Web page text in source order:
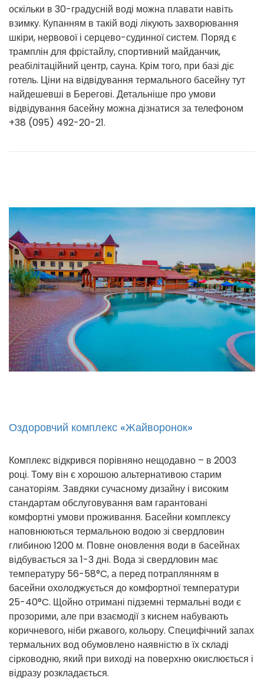
оскільки в 30-градусній воді можна плавати навіть
взимку. Купанням в такій воді лікують захворювання
шкіри, нервової і серцево-судинної систем. Поряд є
трамплін для фрістайлу, спортивний майданчик,
реабілітаційний центр, сауна. Крім того, при базі діє
готель. Ціни на відвідування термального басейну тут
найдешевші в Берегові. Детальніше про умови
відвідування басейну можна дізнатися за телефоном
+38 (095) 492-20-21.
Оздоровчий комплекс «Жайворонок»
Комплекс відкрився порівняно нещодавно – в 2003
році. Тому він є хорошою альтернативою старим
санаторіям. Завдяки сучасному дизайну і високим
стандартам обслуговування вам гарантовані
комфортні умови проживання. Басейни комплексу
наповнюються термальною водою зі свердловин
глибиною 1200 м. Повне оновлення води в басейнах
відбувається за 1-3 дні. Вода зі свердловин має
температуру 56-58°C, а перед потраплянням в
басейни охолоджується до комфортної температури
25-40°C. Щойно отримані підземні термальні води є
прозорими, але при взаємодії з киснем набувають
коричневого, ніби ржавого, кольору. Специфічний запах
термальних вод обумовлено наявністю в їх складі
сірководню, який при виході на поверхню окислюється і
відразу розкладається.